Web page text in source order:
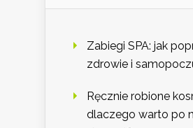
Zabiegi SPA: jak
zdrowie i
Ręcznie robione
dlaczego warto po